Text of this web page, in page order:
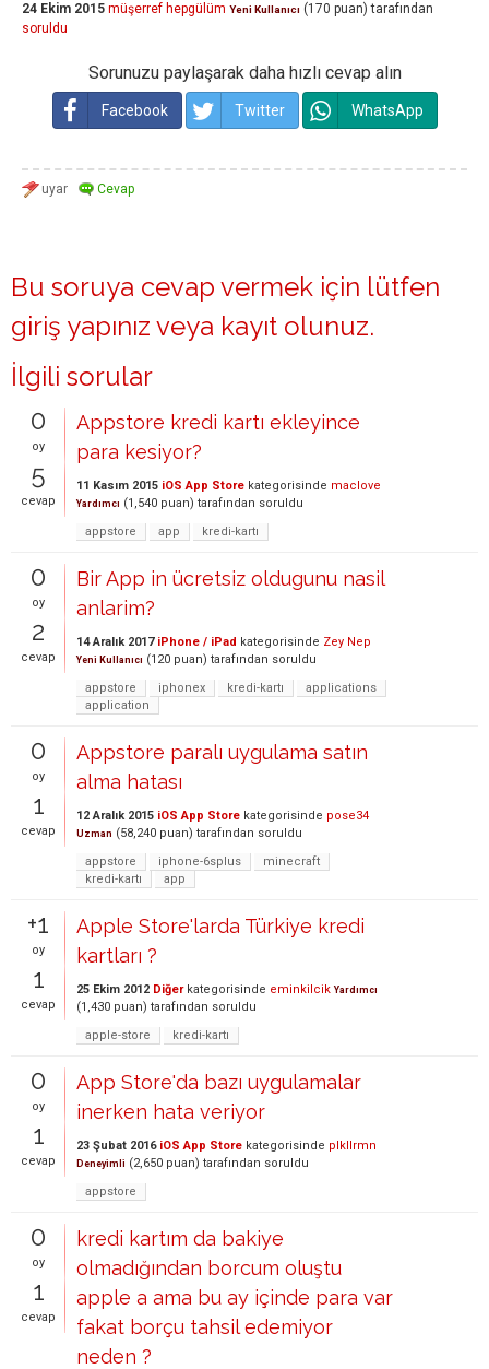
24 Ekim 2015 müşerref hepgülüm Yeni Kullanıcı (170 puan) tarafından
soruldu
Sorunuzu paylaşarak daha hızlı cevap alın
Facebook Twitter WhatsApp
Bu soruya cevap vermek için lütfen
giriş yapınız veya kayıt olunuz.
İlgili sorular
0
oy
5
cevap
Appstore kredi kartı ekleyince
para kesiyor?
11 Kasım 2015 iOS App Store kategorisinde maclove
Yardımcı (1,540 puan) tarafından soruldu
appstore
app kredi-kartı
0
oy
2
cevap
Bir App in ücretsiz oldugunu nasil
anlarim?
14 Aralık 2017 iPhone / iPad kategorisinde Zey Nep
Yeni Kullanıcı (120 puan) tarafından soruldu
appstore
iphonex kredi-kartı
applications
application
0
oy
1
cevap
Appstore paralı uygulama satın
alma hatası
12 Aralık 2015 iOS App Store kategorisinde pose34
Uzman (58,240 puan) tarafından soruldu
appstore
iphone-6splus
minecraft
kredi-kartı
app
+1
oy
1
cevap
Apple Store'larda Türkiye kredi
kartları ?
25 Ekim 2012 Diğerkategorisinde eminkilcik Yardımcı
(1,430 puan) tarafından soruldu
apple-store
kredi-kartı
0
oy
1
cevap
App Store'da bazı uygulamalar
inerken hata veriyor
23 Şubat 2016 iOS App Store kategorisinde plkllrmn
Deneyimli (2,650 puan) tarafından soruldu
appstore
0
oy
1
cevap
kredi kartım da bakiye
olmadığından borcum oluştu
apple a ama bu ay içinde para var
fakat borçu tahsil edemiyor
neden ?